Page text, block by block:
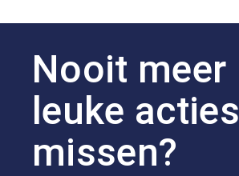
Nooit meer
leuke acties
missen?